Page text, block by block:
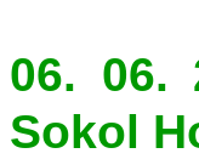
06. 06.
Sokol